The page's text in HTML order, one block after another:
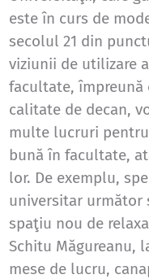
este în curs de
secolul 21 din
viziunii de utilizare
facultate, împreună
calitate de decan,
multe lucruri
bună în facultate,
lor. De exemplu,
universitar următor
spaţiu nou de
Schitu Măgureanu,
mese de lucru,